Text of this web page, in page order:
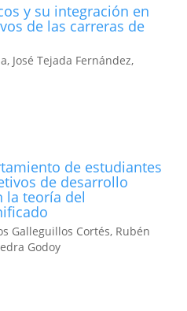
y su integración en
de las carreras de
José Tejada Fernández,
de estudiantes
de desarrollo
la teoría del
Galleguillos Cortés, Rubén
Godoy